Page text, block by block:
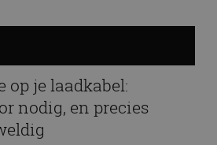
op je laadkabel:
nodig, en precies